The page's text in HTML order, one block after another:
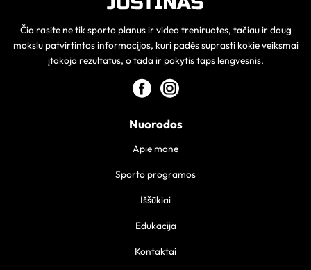
Čia rasite ne tik sporto planus ir video treniruotes, tačiau ir daug
mokslu patvirtintos informacijos, kuri padės suprasti kokie veiksmai
įtakoja rezultatus, o tada ir pokytis taps lengvesnis.
Nuorodos
Apie mane
Sporto programos
Iššūkiai
Edukacija
Kontaktai